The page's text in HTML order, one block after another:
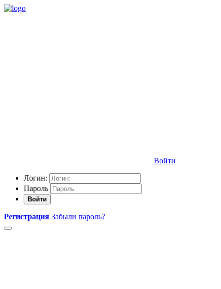
Войти
Логин:
Пароль
Войти
Регистрация Забыли пароль?